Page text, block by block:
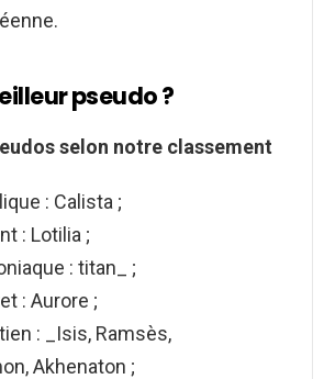
pseudo ?
selon notre classement
: Calista ;
: Lotilia ;
: titan_ ;
: Aurore ;
: _Isis, Ramsès,
Akhenaton ;